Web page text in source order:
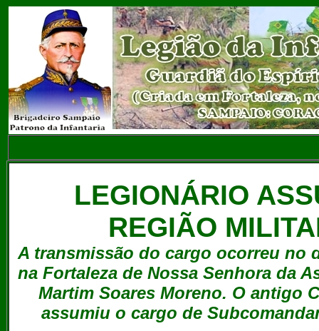
LEGIONÁRIO
REGIÃO
A transmissão do cargo ocorreu no
na Fortaleza de Nossa Senhora da
Martim Soares Moreno. O antigo
assumiu o cargo de